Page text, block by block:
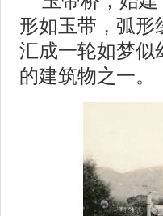
形如玉带，弧形
汇成一轮如梦似
的建筑物之一。